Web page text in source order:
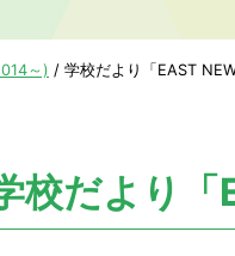
～) / 学校だより「EAST
校だより「